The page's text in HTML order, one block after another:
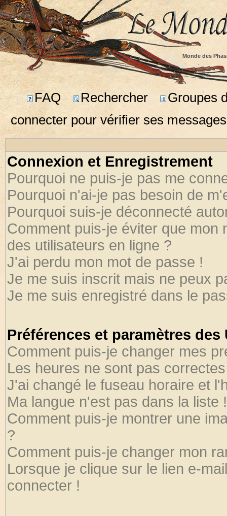
Monde des
FAQ Rechercher
Groupes
connecter pour vérifier ses
Connexion et Enregistrement
Pourquoi ne puis-je pas me
Pourquoi n'ai-je pas besoin de
Pourquoi suis-je déconnecté
Comment puis-je éviter que mon
des utilisateurs en ligne ?
J'ai perdu mon mot de passe !
Je me suis inscrit mais ne peux
Je me suis enregistré dans le
Préférences et paramètres
Comment puis-je changer mes
Les heures ne sont pas
J'ai changé le fuseau horaire et
Ma langue n'est pas dans la liste !
Comment puis-je montrer une
?
Comment puis-je changer mon
Lorsque je clique sur le lien e-
connecter !